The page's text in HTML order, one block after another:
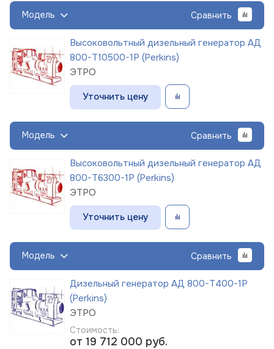
Модель Сравнить
Высоковольтный дизельный генератор АД
800-Т10500-1Р (Perkins)
ЭТРО
Уточнить цену
Модель Сравнить
Высоковольтный дизельный генератор АД
800-Т6300-1Р (Perkins)
ЭТРО
Уточнить цену
Модель Сравнить
Дизельный генератор АД 800-Т400-1Р
(Perkins)
ЭТРО
Стоимость:
от 19 712 000 руб.